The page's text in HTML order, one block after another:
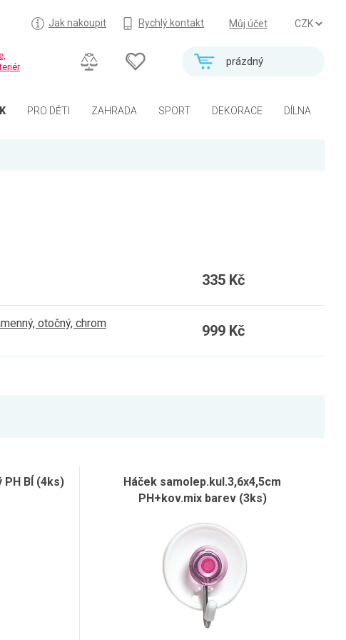
Můj účet
Jak nakoupit Rychlý kontakt
prázdný
PRO DĚTI ZAHRADA SPORT DEKORACE DÍLNA
335 Kč
otočný, chrom 999 Kč
BÍ (4ks)
Háček samolep.kul.3,6x4,5cm
PH+kov.mix barev (3ks)